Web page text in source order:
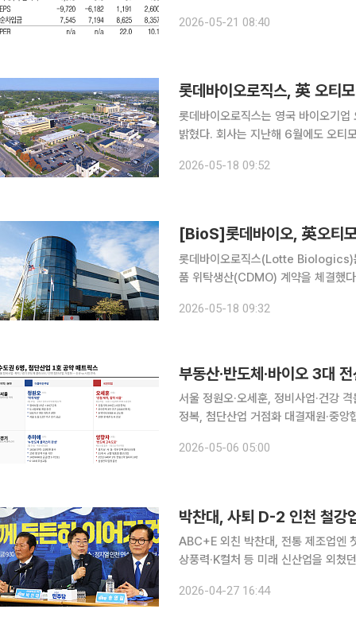
다"라고 평가했다. 이어 "다만 과다한
2026-05-21 08:40
롯데바이오로직스, 英 오티
롯데바이오로직스는 영국 바이오기
밝혔다. 회사는 지난해 6월에도 오티모 파마와 항체의약품 위탁 생산 계약을 체결한 바 있다. 이번
(Jankistomig)’의 원료의약품(DS)
2026-05-18 09:52
[BioS]롯데바이오, 英오티
롯데바이오로직스(Lotte Biologics)
품 위탁생산(CDMO) 계약을 체결했
티모의 PD1xVEGFR2 이중항체 ‘잔
2026-05-18 09:32
서울 정원오·오세훈, 정비사업·건강
정복, 첨단산업 거점화 대결재원·중앙협조 실현가능
있게 되는 경쟁적 정치체제다. 광역단
2026-05-06 05:00
박찬대, 사퇴 D-2 인천 철강
ABC+E 외친 박찬대, 전통 제조업엔 첫 답
상풍력·K컬처 등 미래 신산업을 외쳤
미 행정부 2기의 관세 압박, 고유가,
2026-04-27 16:44